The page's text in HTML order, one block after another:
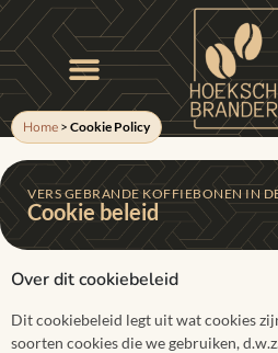
Home > Cookie Policy
VERS GEBRANDE KOFFIEBONEN IN
Cookie beleid
Over dit cookiebeleid
Dit cookiebeleid legt uit wat cookies
soorten cookies die we gebruiken,